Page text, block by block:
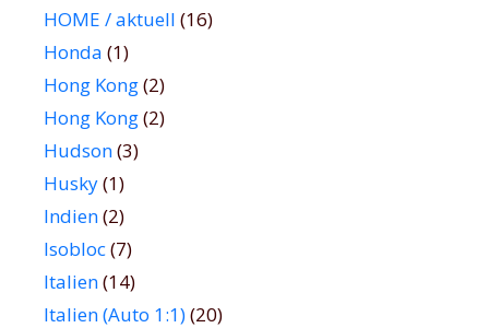
HOME / aktuell (16)
Honda (1)
Hong Kong(2)
Hong Kong(2)
Hudson(3)
Husky(1)
Indien(2)
Isobloc(7)
Italien(14)
Italien (Auto 1:1)(20)